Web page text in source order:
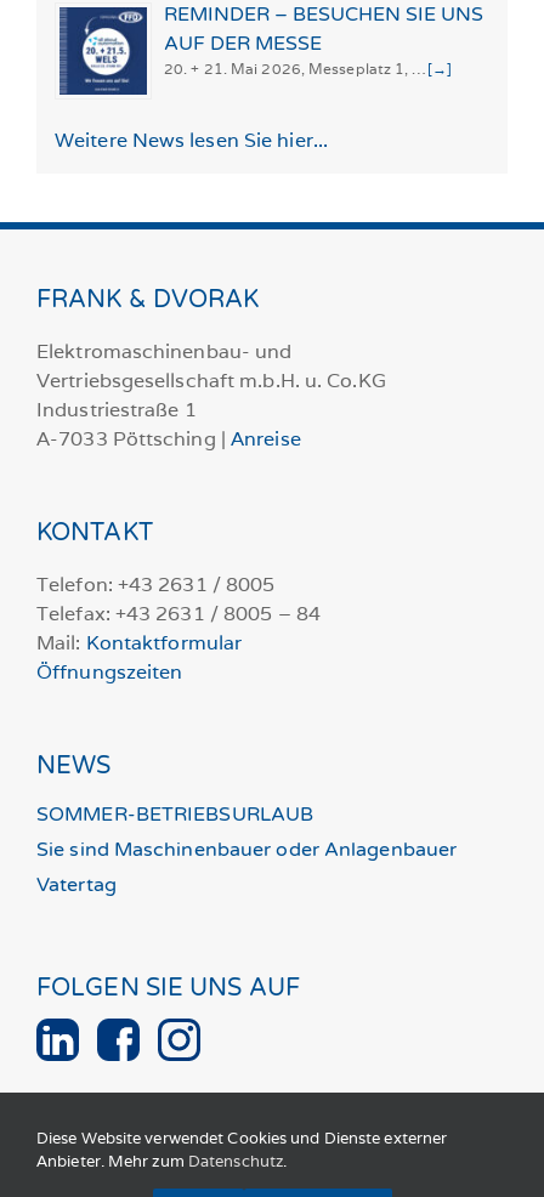
REMINDER – BESUCHEN SIE UNS
AUF DER MESSE
20. + 21. Mai 2026, Messeplatz 1, … [→]
Weitere News lesen Sie hier...
FRANK & DVORAK
Elektromaschinenbau- und
Vertriebsgesellschaft m.b.H. u. Co.KG
Industriestraße 1
A-7033 Pöttsching |Anreise
KONTAKT
Telefon: +43 2631 / 8005
Telefax: +43 2631 / 8005 – 84
Mail: Kontaktformular
Öffnungszeiten
NEWS
SOMMER-BETRIEBSURLAUB
Sie sind Maschinenbauer oder Anlagenbauer
Vatertag
FOLGEN SIE UNS AUF
Diese Website verwendet Cookies und Dienste externer
Anbieter. Mehr zum Datenschutz.